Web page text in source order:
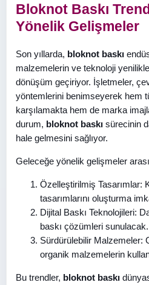
Bloknot Baskı
Yönelik Gelişmeler
Son yıllarda, bloknot baskı
malzemelerin ve teknoloji
dönüşüm geçiriyor. İşletmeler,
yöntemlerini benimseyerek hem
karşılamakta hem de marka
durum, bloknot baskı sürecinin
hale gelmesini sağlıyor.
Geleceğe yönelik gelişmeler
Özelleştirilmiş Tasarımlar:
tasarımlarını oluşturma
Dijital Baskı Teknolojileri:
baskı çözümleri sunulacak.
Sürdürülebilir Malzemeler:
organik malzemelerin
Bu trendler, bloknot baskı